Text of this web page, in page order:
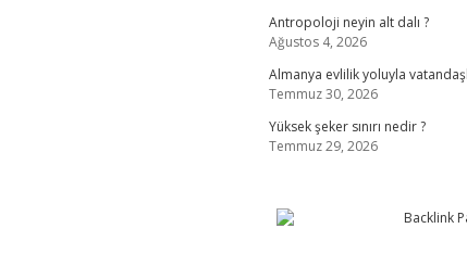
Antropoloji neyin alt dalı ?
Ağustos 4, 2026
Almanya evlilik yoluyla
Temmuz 30, 2026
Yüksek şeker sınırı nedir ?
Temmuz 29, 2026